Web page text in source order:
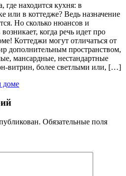
где находится кухня: в
или в коттедже? Ведь назначение
Но сколько нюансов и
когда речь идет про
Коттеджи могут отличаться от
дополнительным пространством,
мансардные, нестандартные
витрин, более светлыми или, […]
Обязательные поля